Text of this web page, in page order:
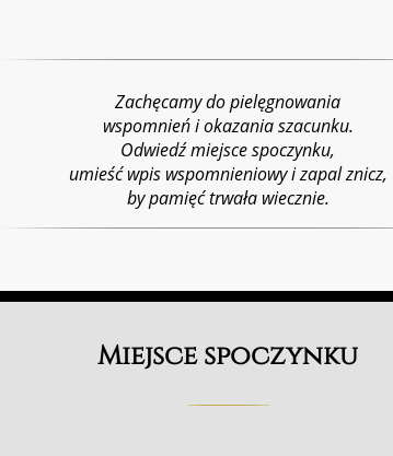
Zachęcamy do pielęgnowania
wspomnień i okazania szacunku.
Odwiedź miejsce spoczynku,
umieść wpis wspomnieniowy i zapal znicz,
by pamięć trwała wiecznie.
Miejsce spoczynku